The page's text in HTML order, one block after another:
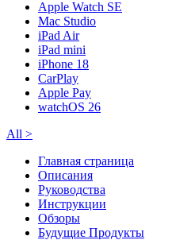
Apple Watch SE
Mac Studio
iPad Air
iPad mini
iPhone 18
CarPlay
Apple Pay
watchOS 26
All >
Главная страница
Описания
Руководства
Инструкции
Обзоры
Будущие Продукты